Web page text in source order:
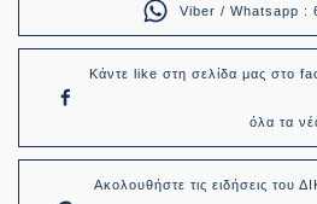
Viber / Whatsapp :
Κάντε like στη σελίδα μας στο
όλα τα
Ακολουθήστε τις ειδήσεις